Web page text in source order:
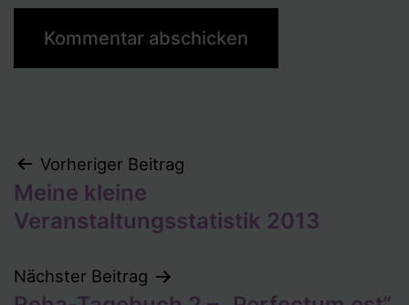
Beitragsnavigation
Vorheriger Beitrag
Meine kleine
Veranstaltungsstatistik 2013
Nächster Beitrag